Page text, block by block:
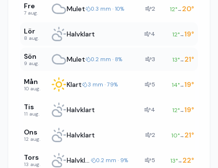
Fre
7 aug. Mulet 0.3 mm · 10% 2 12°→ 20°
Lör
8 aug. Halvklart 4 12°→19°
Sön
9 aug. Mulet 0.2 mm · 8% 3 13°→ 21°
Mån
10 aug. Klart 3 mm · 79% 5 14°→19°
Tis
11 aug. Halvklart 4 12°→19°
Ons
12 aug. Halvklart 2 10°→ 21°
Tors
13 aug. Halvklart 0.2 mm · 9% 5 13°→ 22°